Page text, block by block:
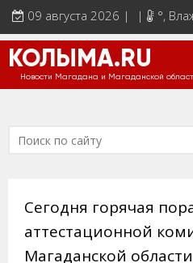
09 августа 2026 | | °,
КОЛЫМА.RU
Новости Магадана и Магаданской
Сегодня горячая
аттестационной
Магаданской области